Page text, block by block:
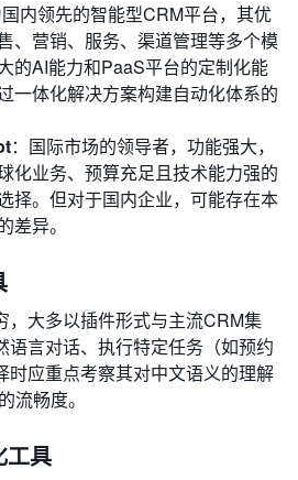
内领先的智能型CRM平台，其优
、营销、服务、渠道管理等多个模
的AI能力和PaaS平台的定制化能
一体化解决方案构建自动化体系的
：国际市场的领导者，功能强大，
化业务、预算充足且技术能力强的
择。但对于国内企业，可能存在本
差异。
，大多以插件形式与主流CRM集
语言对话、执行特定任务（如预约
时应重点考察其对中文语义的理解
流畅度。
工具